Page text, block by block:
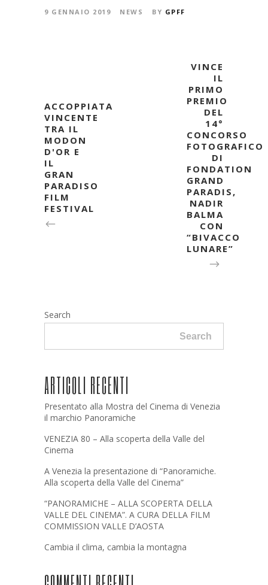
9 GENNAIO 2019 NEWS BY GPFF
ACCOPPIATA
VINCENTE
TRA IL
MODON
D'OR E
IL
GRAN
PARADISO
FILM
FESTIVAL
VINCE
IL
PRIMO
PREMIO
DEL
14°
CONCORSO
FOTOGRAFICO
DI
FONDATION
GRAND
PARADIS,
NADIR
BALMA
CON
“BIVACCO
LUNARE”
Search
Search
ARTICOLI RECENTI
Presentato alla Mostra del Cinema di Venezia
il marchio Panoramiche
VENEZIA 80 – Alla scoperta della Valle del
Cinema
A Venezia la presentazione di “Panoramiche.
Alla scoperta della Valle del Cinema”
“PANORAMICHE – ALLA SCOPERTA DELLA
VALLE DEL CINEMA”. A CURA DELLA FILM
COMMISSION VALLE D’AOSTA
Cambia il clima, cambia la montagna